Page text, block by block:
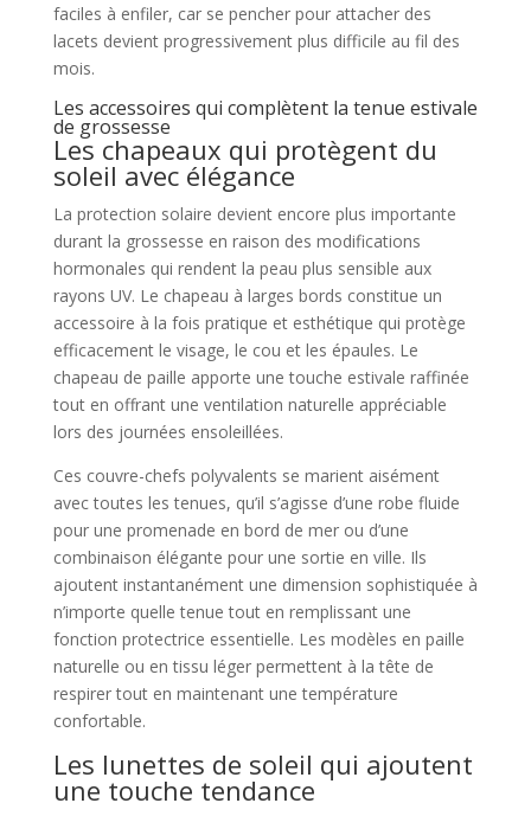
faciles à enfiler, car se pencher pour attacher des
lacets devient progressivement plus difficile au fil des
mois.
Les accessoires qui complètent la tenue estivale
de grossesse
Les chapeaux qui protègent du
soleil avec élégance
La protection solaire devient encore plus importante
durant la grossesse en raison des modifications
hormonales qui rendent la peau plus sensible aux
rayons UV. Le chapeau à larges bords constitue un
accessoire à la fois pratique et esthétique qui protège
efficacement le visage, le cou et les épaules. Le
chapeau de paille apporte une touche estivale raffinée
tout en offrant une ventilation naturelle appréciable
lors des journées ensoleillées.
Ces couvre-chefs polyvalents se marient aisément
avec toutes les tenues, qu’il s’agisse d’une robe fluide
pour une promenade en bord de mer ou d’une
combinaison élégante pour une sortie en ville. Ils
ajoutent instantanément une dimension sophistiquée à
n’importe quelle tenue tout en remplissant une
fonction protectrice essentielle. Les modèles en paille
naturelle ou en tissu léger permettent à la tête de
respirer tout en maintenant une température
confortable.
Les lunettes de soleil qui ajoutent
une touche tendance